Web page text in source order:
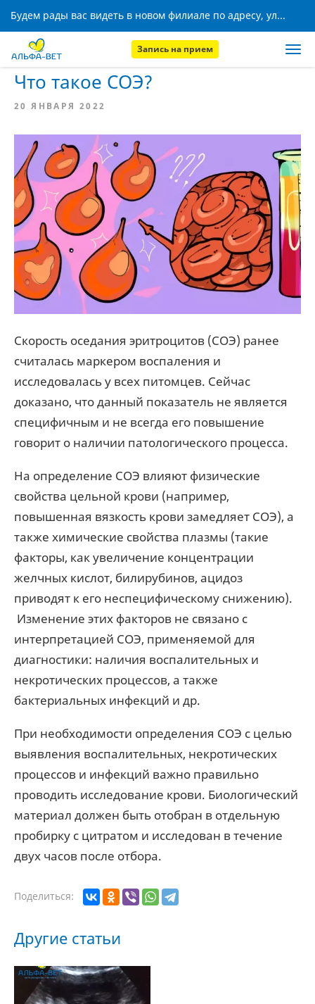
Будем рады вас видеть в новом филиале по адресу, ул. Кижеватова, 8!
Запись на прием
Главная
Что такое СОЭ?
20 ЯНВАРЯ 2022
Скорость оседания эритроцитов (СОЭ) ранее
считалась маркером воспаления и
исследовалась у всех питомцев. Сейчас
доказано, что данный показатель не является
специфичным и не всегда его повышение
говорит о наличии патологического процесса.
На определение СОЭ влияют физические
свойства цельной крови (например,
повышенная вязкость крови замедляет СОЭ), а
также химические свойства плазмы (такие
факторы, как увеличение концентрации
желчных кислот, билирубинов, ацидоз
приводят к его неспецифическому снижению).
Изменение этих факторов не связано с
интерпретацией СОЭ, применяемой для
диагностики: наличия воспалительных и
некротических процессов, а также
бактериальных инфекций и др.
При необходимости определения СОЭ с целью
выявления воспалительных, некротических
процессов и инфекций важно правильно
проводить исследование крови. Биологический
материал должен быть отобран в отдельную
пробирку с цитратом и исследован в течение
двух часов после отбора.
Поделиться:
Другие статьи